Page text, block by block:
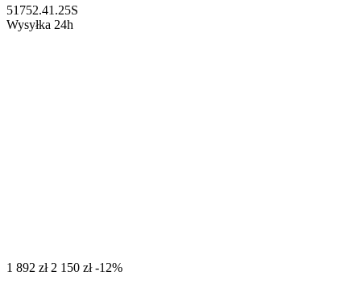
51752.41.25S
Wysyłka 24h
‍1 892‍ zł ‍2 150‍ zł -12%